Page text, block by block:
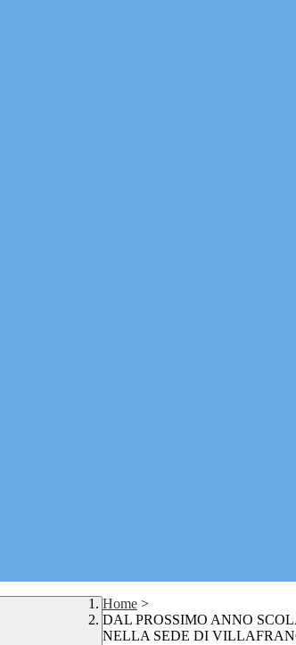
Home >
DAL PROSSIMO ANNO
NELLA SEDE DI